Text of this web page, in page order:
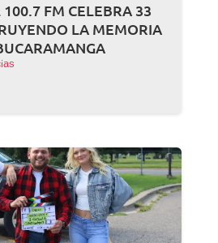
100.7 FM CELEBRA 33
LA MEMORIA